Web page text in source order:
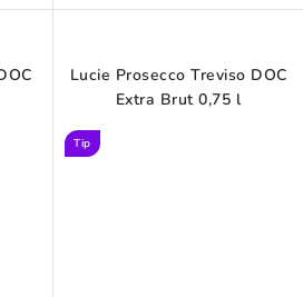
Lucie Prosecco Treviso DOC
Extra Brut 0,75 l
Tip